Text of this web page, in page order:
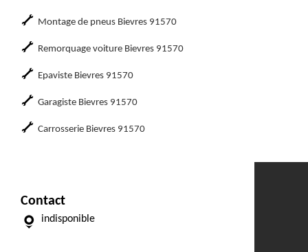
Montage de pneus Bievres 91570
Remorquage voiture Bievres 91570
Epaviste Bievres 91570
Garagiste Bievres 91570
Carrosserie Bievres 91570
Contact
indisponible